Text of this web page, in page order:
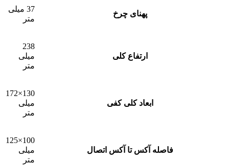
پهنای چرخ
37 میلی
متر
ارتفاع کلی
238
میلی
متر
ابعاد کلی کفی
130×172
میلی
متر
فاصله آکس تا آکس اتصال
100×125
میلی
متر